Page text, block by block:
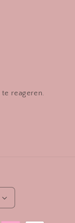
reageren.